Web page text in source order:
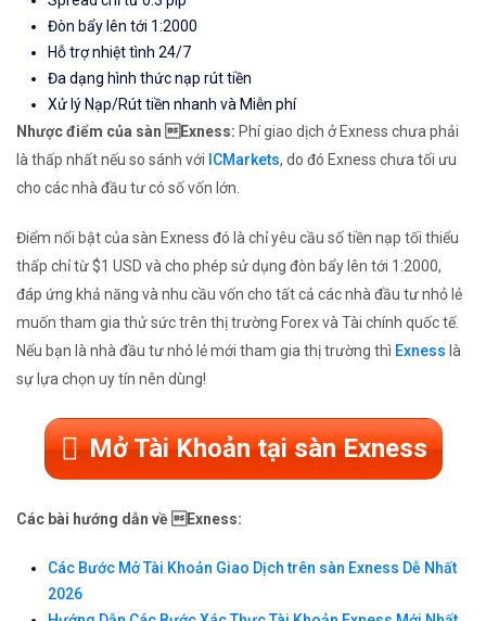
Đòn bẩy lên tới 1:2000
Hỗ trợ nhiệt tình 24/7
Đa dạng hình thức nạp rút tiền
Xử lý Nạp/Rút tiền nhanh và Miễn phí
Nhược điểm của sàn Exness: Phí giao dịch ở Exness chưa phải
là thấp nhất nếu so sánh với ICMarkets, do đó Exness chưa tối ưu
cho các nhà đầu tư có số vốn lớn.
Điểm nổi bật của sàn Exness đó là chỉ yêu cầu số tiền nạp tối thiểu
thấp chỉ từ $1 USD và cho phép sử dụng đòn bẩy lên tới 1:2000,
đáp ứng khả năng và nhu cầu vốn cho tất cả các nhà đầu tư nhỏ lẻ
muốn tham gia thử sức trên thị trường Forex và Tài chính quốc tế.
Nếu bạn là nhà đầu tư nhỏ lẻ mới tham gia thị trường thì Exness là
sự lựa chọn uy tín nên dùng!
Mở Tài Khoản tại sàn Exness
Các bài hướng dẫn về Exness:
Các Bước Mở Tài Khoản Giao Dịch trên sàn Exness Dễ Nhất
2026